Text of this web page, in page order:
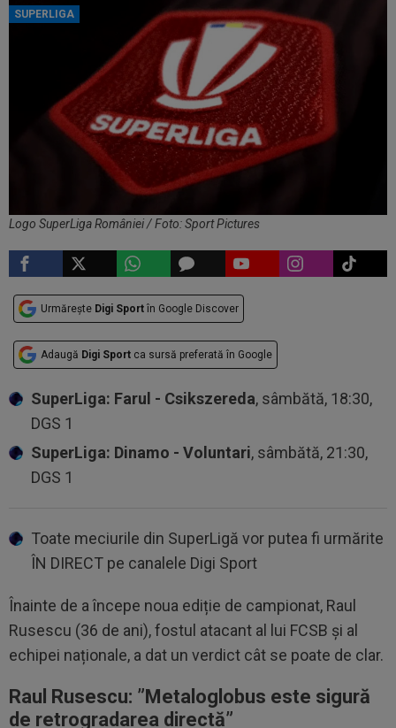
SUPERLIGA
Logo SuperLiga României / Foto: Sport Pictures
Urmărește Digi Sport în Google Discover
Adaugă Digi Sport ca sursă preferată în Google
SuperLiga: Farul - Csikszereda, sâmbătă, 18:30,
DGS 1
SuperLiga: Dinamo - Voluntari, sâmbătă, 21:30,
DGS 1
Toate meciurile din SuperLigă vor putea fi urmărite
ÎN DIRECT pe canalele Digi Sport
Înainte de a începe noua ediție de campionat, Raul
Rusescu (36 de ani), fostul atacant al lui FCSB și al
echipei naționale, a dat un verdict cât se poate de clar.
Raul Rusescu: ”Metaloglobus este sigură
de retrogradarea directă”